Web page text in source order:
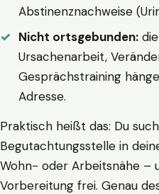
Abstinenznachweise
Nicht ortsgebunden:
Ursachenarbeit,
Gesprächstraining
Adresse.
Praktisch heißt das: Du
Begutachtungsstelle in
Wohn- oder Arbeitsnähe –
Vorbereitung frei. Genau